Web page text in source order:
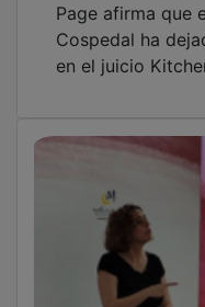
Page afirma que
Cospedal ha
en el juicio